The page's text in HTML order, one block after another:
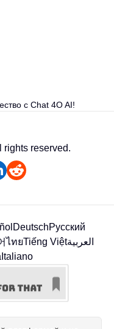
с Chat 4O AI!
rights reserved.
DeutschРусский
ไทยTiếng Việtالعربية
Italiano